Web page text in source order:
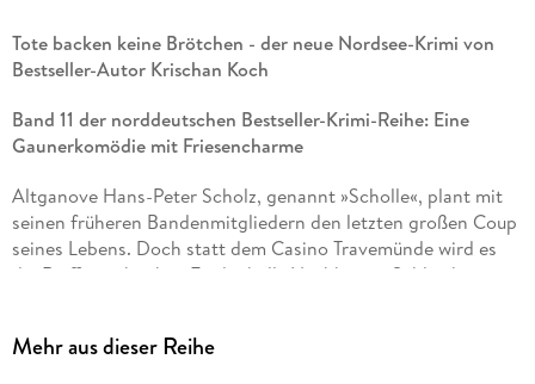
Tote backen keine Brötchen - der neue Nordsee-Krimi von
Bestseller-Autor Krischan Koch
Band 11 der norddeutschen Bestseller-Krimi-Reihe: Eine
Gaunerkomödie mit Friesencharme
Altganove Hans-Peter Scholz, genannt »Scholle«, plant mit
seinen früheren Bandenmitgliedern den letzten großen Coup
seines Lebens. Doch statt dem Casino Travemünde wird es
die Raiffeisenbank in Fredenbülls Nachbarort Schlütthörn.
Knastbruder Timo als gelernter Bäcker gerade die verwaiste
Mehr aus dieser Reihe